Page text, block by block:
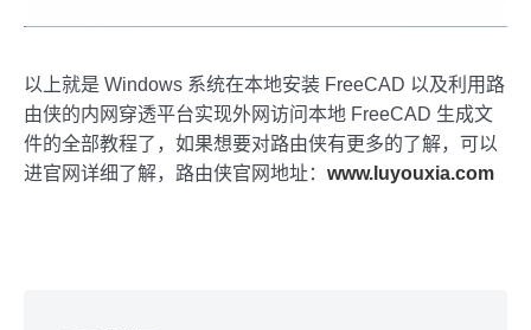
以上就是 Windows 系统在本地安装 FreeCAD 以及利用路
由侠的内网穿透平台实现外网访问本地 FreeCAD 生成文
件的全部教程了，如果想要对路由侠有更多的了解，可以
进官网详细了解，路由侠官网地址： www.luyouxia.com